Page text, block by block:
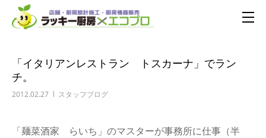
「イタリアンレストラン トスカーナ」でラン
チ。
2012.02.27 スタッフブログ
「麺菜酒家 らいち」のマスターが事務所に仕事（半